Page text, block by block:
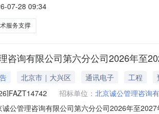
特发布此公告。1.项目概况与采购内容1.1项目
07-28 09:34
服务支撑
咨询有限公司第六分公司2026年至
北京市｜大兴区 通讯电子 工程
招标单位： 北京诚公管理咨询
诚公管理咨询有限公司第六分公司2026年至